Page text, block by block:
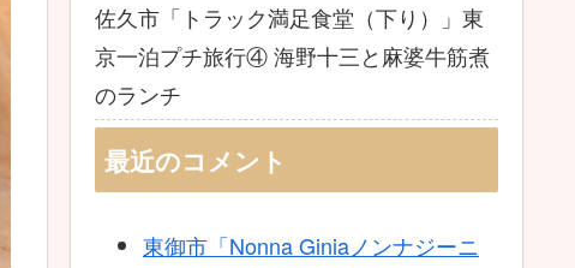
佐久市「トラック満足食堂（下り）」東
京一泊プチ旅行④ 海野十三と麻婆牛筋煮
のランチ
最近のコメント
東御市「Nonna Giniaノンナジーニ